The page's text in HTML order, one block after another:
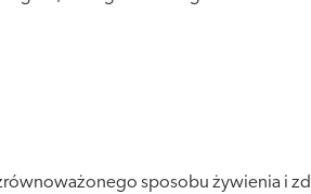
sposobu żywienia i